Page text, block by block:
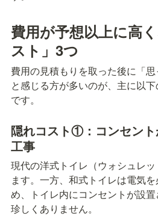
費用が予想以上に高
スト」3つ
費用の見積もりを取った後に「思
と感じる方が多いのが、主に以
です。
隠れコスト①：コンセン
工事
現代の洋式トイレ（ウォシュレ
ます。一方、和式トイレは電気
め、トイレ内にコンセントが設
珍しくありません。